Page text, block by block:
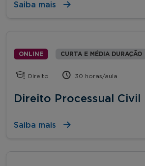
Saiba mais
ONLINE CURTA E MÉDIA DURAÇÃO
Direito 30 horas/aula
Direito Processual Civil
Saiba mais